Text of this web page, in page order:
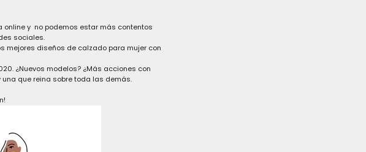
y no podemos estar más contentos
sociales.
mejores diseños de calzado para mujer con
¿Nuevos modelos? ¿Más acciones con
que reina sobre toda las demás.